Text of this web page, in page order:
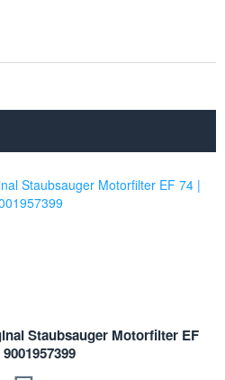
Staubsauger Motorfilter EF